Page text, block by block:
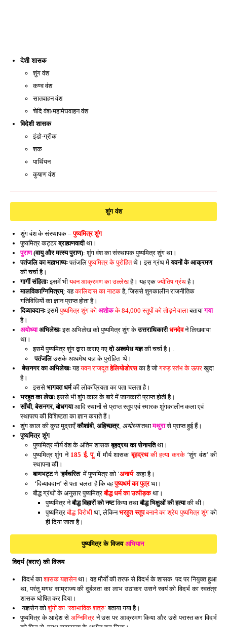
देशी शासक
शुंग वंश
कण्व वंश
सातवाहन वंश
चेदि वंश/महामेघवाहन वंश
विदेशी शासक
इंडो-ग्रीक
शक
पार्थियन
कुषाण वंश
शुंग वंश
शुंग वंश के संस्थापक –पुष्यमित्र शुंग
पुष्यमित्र कट्टरब्राह्मणवादीथा।
पुराण(वायु और मत्स्य पुराण): शुंग वंश का संस्थापक पुष्यमित्र शुंग था।
पतंजलि का महाभाष्यःपतंजलिपुष्यमित्र के पुरोहितथे। इस ग्रंथ मेंयवनों के आक्रमण
की चर्चा है।
गार्गी संहिताःइसमें भीयवन आक्रमण का उल्लेखहै। यह एकज्योतिष ग्रंथहै।
मालविकाग्निमित्रम्: यहकालिदास का नाटकहै, जिससे शुगकालीन राजनीतिक
गतिविधियों का ज्ञान प्राप्त होता है।
दिव्यावदानःइसमेंपुष्यमित्र शुंग को अशोकके 84,000 स्तूपों को तोड़ने वालाबतायागया
है।
अयोध्याअभिलेखःइस अभिलेख को पुष्यमित्र शुंग केउत्तराधिकारीधनदेवने लिखवाया
था।
इसमें पुष्यमित्र शुंग द्वारा कराए गएदो अश्वमेध यज्ञकी चर्चा है। .
पतंजलिउसके अश्वमेध यज्ञ के पुरोहित थे।
बेसनगर का अभिलेखःयहयवन राजदूतहेलियोडोरसका है जोगरुड़ स्तंभ के ऊपरखुदा
है।
इससे भागवत धर्मकी लोकप्रियता का पता चलता है।
भरहुत का लेखःइससे भी शुंग काल के बारे में जानकारी प्राप्त होती है।
साँची,बेसनगर,बोधगयाआदि स्थानों से प्राप्त स्तूप एवं स्मारक शुंगकालीन कला एवं
स्थापत्य की विशिष्टता का ज्ञान कराते हैं।
शुंग काल की कुछ मुद्राएँकौशांबी, अहिच्छत्र, अयोध्यातथामथुरासे प्राप्त हुई हैं।
पुष्यमित्र शुंग
पुष्यमित्र मौर्य वंश के अंतिम शासकबृहद्रथ का सेनापतिथा।
पुष्यमित्र शुंग ने185 ई. पू. में मौर्य शासक बृहद्रथकी हत्या करके‘शुंग वंश’ की
स्थापना की।
बाणभट्टने ‘हर्षचरित‘ में पुष्यमित्र को ‘अनार्य‘ कहा है।
‘दिव्यावदान’ से पता चलता है कि वहपुष्यधर्म का पुत्रथा।
बौद्ध ग्रंथों के अनुसार पुष्यमित्रबौद्ध धर्म का उत्पीड़कथा।
पुष्यमित्र नेबौद्ध विहारों को नष्टकिया तथाबौद्ध भिक्षुओं की हत्याकी थी।
पुष्यमित्रबौद्ध विरोधीथा, लेकिनभरहुत स्तूपबनाने का श्रेय पुष्यमित्र शुंगको
ही दिया जाता है।
पुष्यमित्र केविजय अभियान
विदर्भ (बरार) की विजय
विदर्भ काशासक यज्ञसेनथा। वह मौर्यों की तरफ से विदर्भ के शासक पद पर नियुक्त हुआ
था, परंतु मगध साम्राज्य की दुर्बलता का लाभ उठाकर उसने स्वयं को विदर्भ का स्वतंत्र
शासक घोषित कर दिया।
यज्ञसेन कोशुंगों का ‘स्वाभाविक शत्रु’ बताया गया है।
पुष्यमित्र के आदेश से अग्निमित्रने उस पर आक्रमण किया और उसे परास्त कर विदर्भ